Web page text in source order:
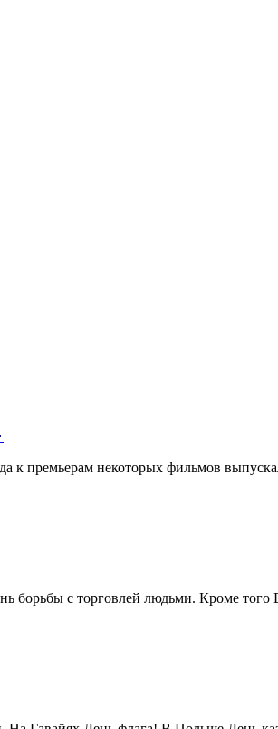
к премьерам некоторых фильмов
с торговлей людьми. Кроме того